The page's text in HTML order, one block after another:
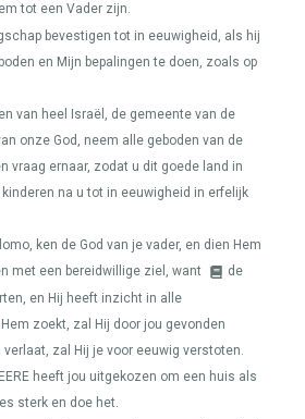
tot een Vader zijn.
bevestigen tot in eeuwigheid, als hij
en Mijn bepalingen te doen, zoals op
van heel Israël, de gemeente van de
onze God, neem alle geboden van de
vraag ernaar, zodat u dit goede land in
na u tot in eeuwigheid in erfelijk
ken de God van je vader, en dien Hem
met een bereidwillige ziel, want
de
en Hij heeft inzicht in alle
zoekt, zal Hij door jou gevonden
zal Hij je voor eeuwig verstoten.
heeft jou uitgekozen om een huis als
sterk en doe het.